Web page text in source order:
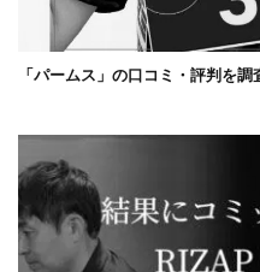
「パームス」の口コミ・評判を